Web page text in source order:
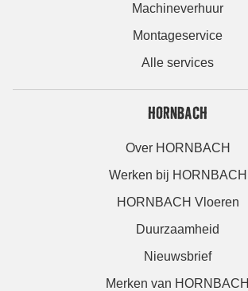
Machineverhuur
Montageservice
Alle services
HORNBACH
Over HORNBACH
Werken bij HORNBACH
HORNBACH Vloeren
Duurzaamheid
Nieuwsbrief
Merken van HORNBACH